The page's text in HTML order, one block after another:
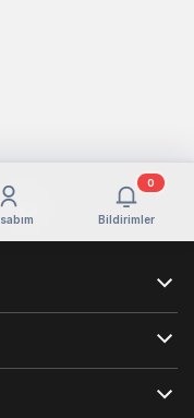
Bildirimler
0